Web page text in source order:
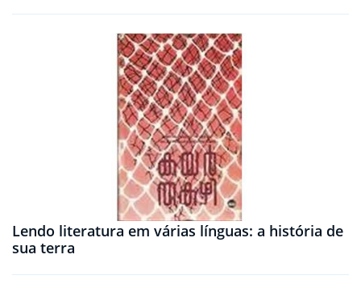
Lendo literatura em várias línguas: a história de
sua terra